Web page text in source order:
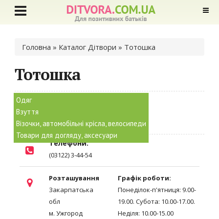
Ви є тут
Головна » Каталог Дітвори » Тотошка
Тотошка
Одяг
Взуття
Візочки, автомобільні крісла, велосипеди
Товари для догляду, аксесуари
Ще нема голосів
7564 0
Телефони:
(03122) 3-44-54
Розташування
Закарпатська
обл
м. Ужгород
Графік роботи:
Понеділок-п'ятниця: 9.00-
19.00. Субота: 10.00-17.00.
Неділя: 10.00-15.00